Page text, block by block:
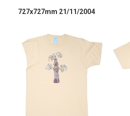
727x727mm 21/11/2004